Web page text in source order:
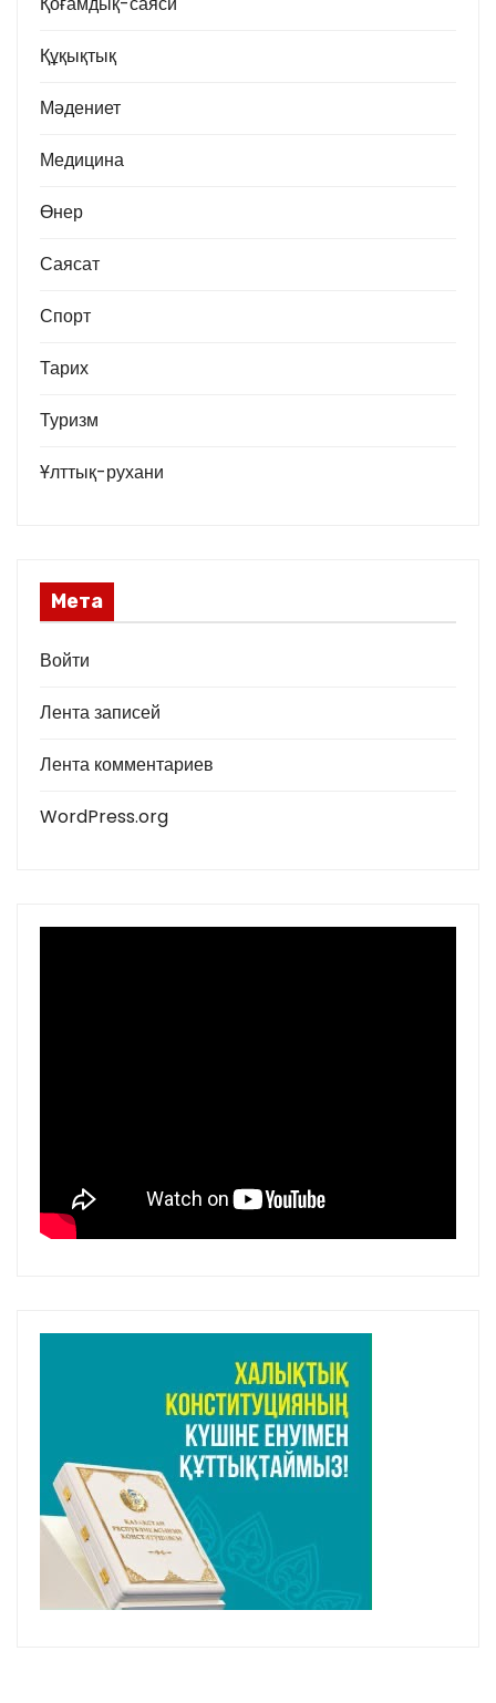
Құқықтық
Мәдениет
Медицина
Өнер
Саясат
Спорт
Тарих
Туризм
Ұлттық-рухани
Мета
Войти
Лента записей
Лента комментариев
WordPress.org